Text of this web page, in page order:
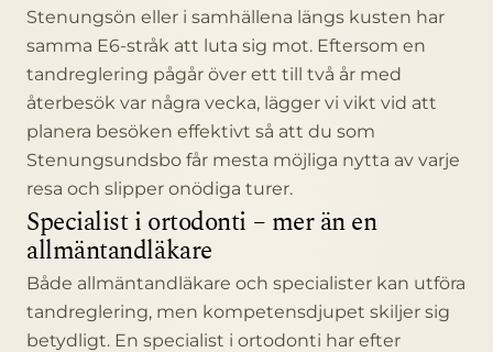
Stenungsön eller i samhällena längs kusten har
samma E6-stråk att luta sig mot. Eftersom en
tandreglering pågår över ett till två år med
återbesök var några vecka, lägger vi vikt vid att
planera besöken effektivt så att du som
Stenungsundsbo får mesta möjliga nytta av varje
resa och slipper onödiga turer.
Specialist i ortodonti – mer än en
allmäntandläkare
Både allmäntandläkare och specialister kan utföra
tandreglering, men kompetensdjupet skiljer sig
betydligt. En specialist i ortodonti har efter